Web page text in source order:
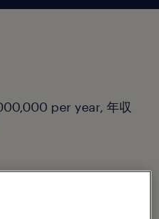
per year, 年収